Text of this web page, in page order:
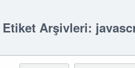
Etiket Arşivleri: